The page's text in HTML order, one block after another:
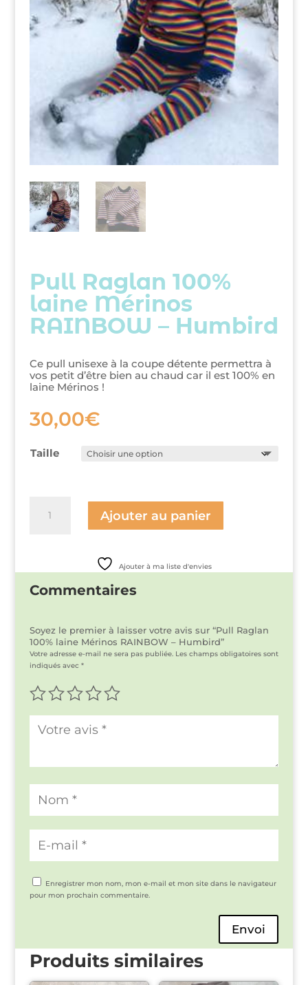
Pull Raglan 100%
laine Mérinos
RAINBOW – Humbird
Ce pull unisexe à la coupe détente permettra à
vos petit d’être bien au chaud car il est 100% en
laine Mérinos !
30,00€
Taille
Mérinos
RAINBOW
-
Ajouter au panier
Ajouter à ma liste d'envies
Commentaires
Soyez le premier à laisser votre avis sur “Pull Raglan
100% laine Mérinos RAINBOW – Humbird”
Votre adresse e-mail ne sera pas publiée. Les champs obligatoires sont
indiqués avec *
Enregistrer mon nom, mon e-mail et mon site dans le navigateur
pour mon prochain commentaire.
Envoi
Produits similaires